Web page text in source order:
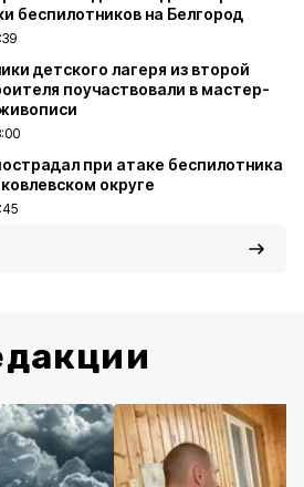
беспилотников на Белгород
детского лагеря из второй
поучаствовали в мастер-
при атаке беспилотника
округе